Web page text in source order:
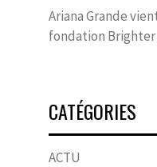
Ariana Grande
fondation Brighter
CATÉGORIES
ACTU